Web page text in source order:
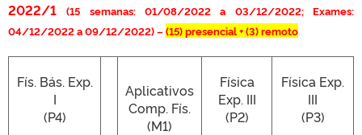
2022/1(15 semanas: 01/08/2022 a 03/12/2022; Exames:
04/12/2022 a 09/12/2022) –(15)presencial + (3) remoto
Fís. Bás. Exp.
I
(P4)
Aplicativos
Comp. Fís.
(M1)
Física
Exp. III
(P2)
Física Exp.
III
(P3)